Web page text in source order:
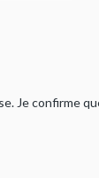
Je confirme